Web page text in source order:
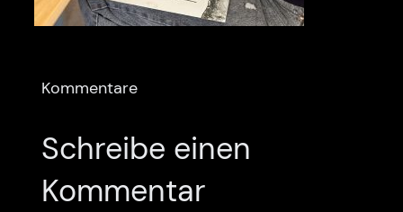
Kommentare
Schreibe einen
Kommentar